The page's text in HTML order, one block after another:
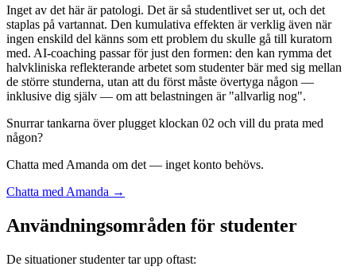
Inget av det här är patologi. Det är så studentlivet ser ut, och det
staplas på vartannat. Den kumulativa effekten är verklig även när
ingen enskild del känns som ett problem du skulle gå till kuratorn
med. AI-coaching passar för just den formen: den kan rymma det
halvkliniska reflekterande arbetet som studenter bär med sig mellan
de större stunderna, utan att du först måste övertyga någon —
inklusive dig själv — om att belastningen är "allvarlig nog".
Snurrar tankarna över plugget klockan 02 och vill du prata med
någon?
Chatta med Amanda om det — inget konto behövs.
Chatta med Amanda →
Användningsområden för studenter
De situationer studenter tar upp oftast: